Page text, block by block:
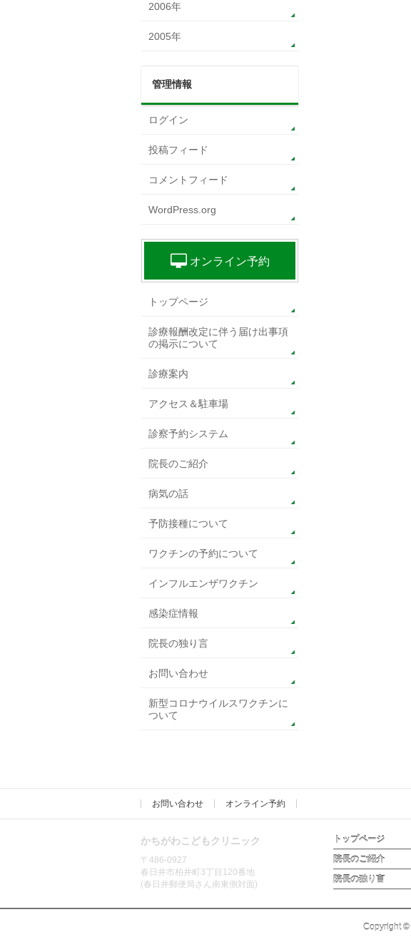
2006年
2005年
管理情報
ログイン
投稿フィード
コメントフィード
WordPress.org
オンライン予約
トップページ
診療報酬改定に伴う届け出事項
の掲示について
診療案内
アクセス＆駐車場
診察予約システム
院長のご紹介
病気の話
予防接種について
ワクチンの予約について
インフルエンザワクチン
感染症情報
院長の独り言
お問い合わせ
新型コロナウイルスワクチンに
ついて
お問い合わせ オンライン予約
かちがわこどもクリニック
〒486-0927
春日井市柏井町3丁目120番地
(春日井郵便局さん南東側対面)
トップページ
院長のご紹介
院長の独り言
Copyright ©